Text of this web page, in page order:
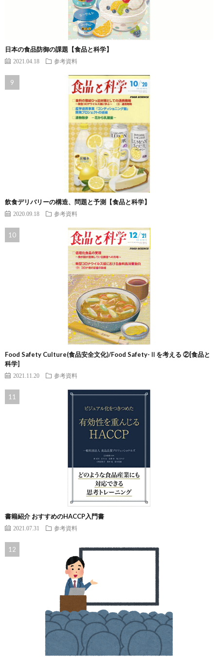
日本の食品防御の課題【食品と科学】
2021.04.18 参考資料
飲食デリバリーの構造、問題と予測【食品と科学】
2020.09.18 参考資料
Food Safety Culture(食品安全文化)/Food Safety-Ⅱを考える ②[食品と
科学]
2021.11.20 参考資料
書籍紹介 おすすめのHACCP入門書
2021.07.31 参考資料